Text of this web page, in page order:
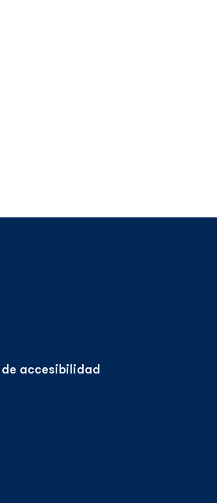
accesibilidad